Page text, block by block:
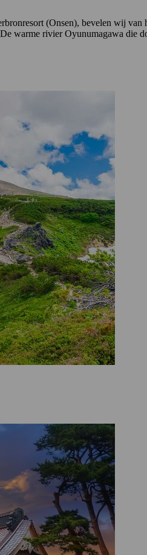
(Onsen), bevelen wij
warme rivier Oyunumagawa die